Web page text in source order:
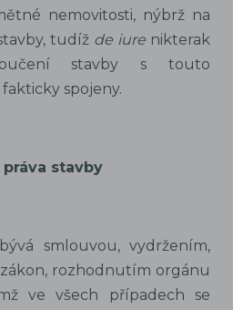
nemovitosti, nýbrž na
tudíž de iure nikterak
stavby s touto
spojeny.
stavby
smlouvou, vydržením,
rozhodnutím orgánu
ve všech případech se